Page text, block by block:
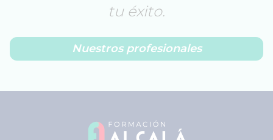
tu éxito.
Nuestros profesionales